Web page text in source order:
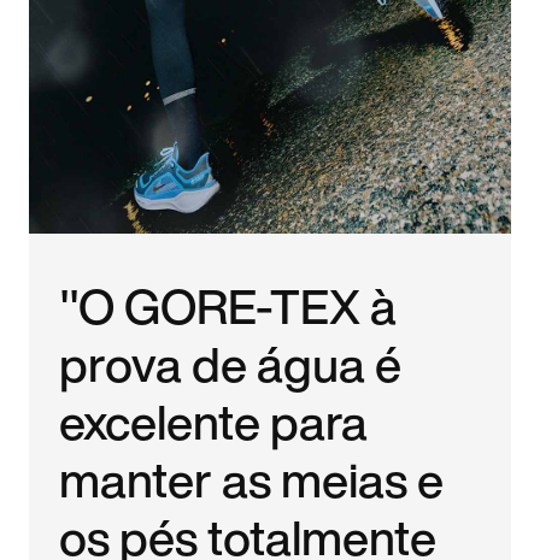
"O GORE-TEX à
prova de água é
excelente para
manter as meias e
os pés totalmente